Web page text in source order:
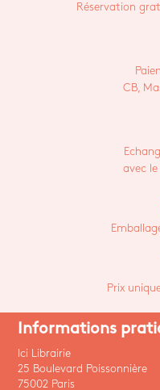
Réservation
CB,
avec
Prix
Informations
Ici Librairie
25 Boulevard Poissonnière
75002 Paris